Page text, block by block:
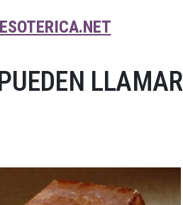
LLAMAR